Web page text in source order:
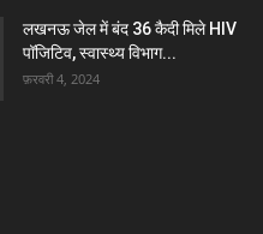
लखनऊ जेल में बंद 36 कैदी मिले HIV
पॉजिटिव, स्वास्थ्य विभाग...
फ़रवरी 4, 2024